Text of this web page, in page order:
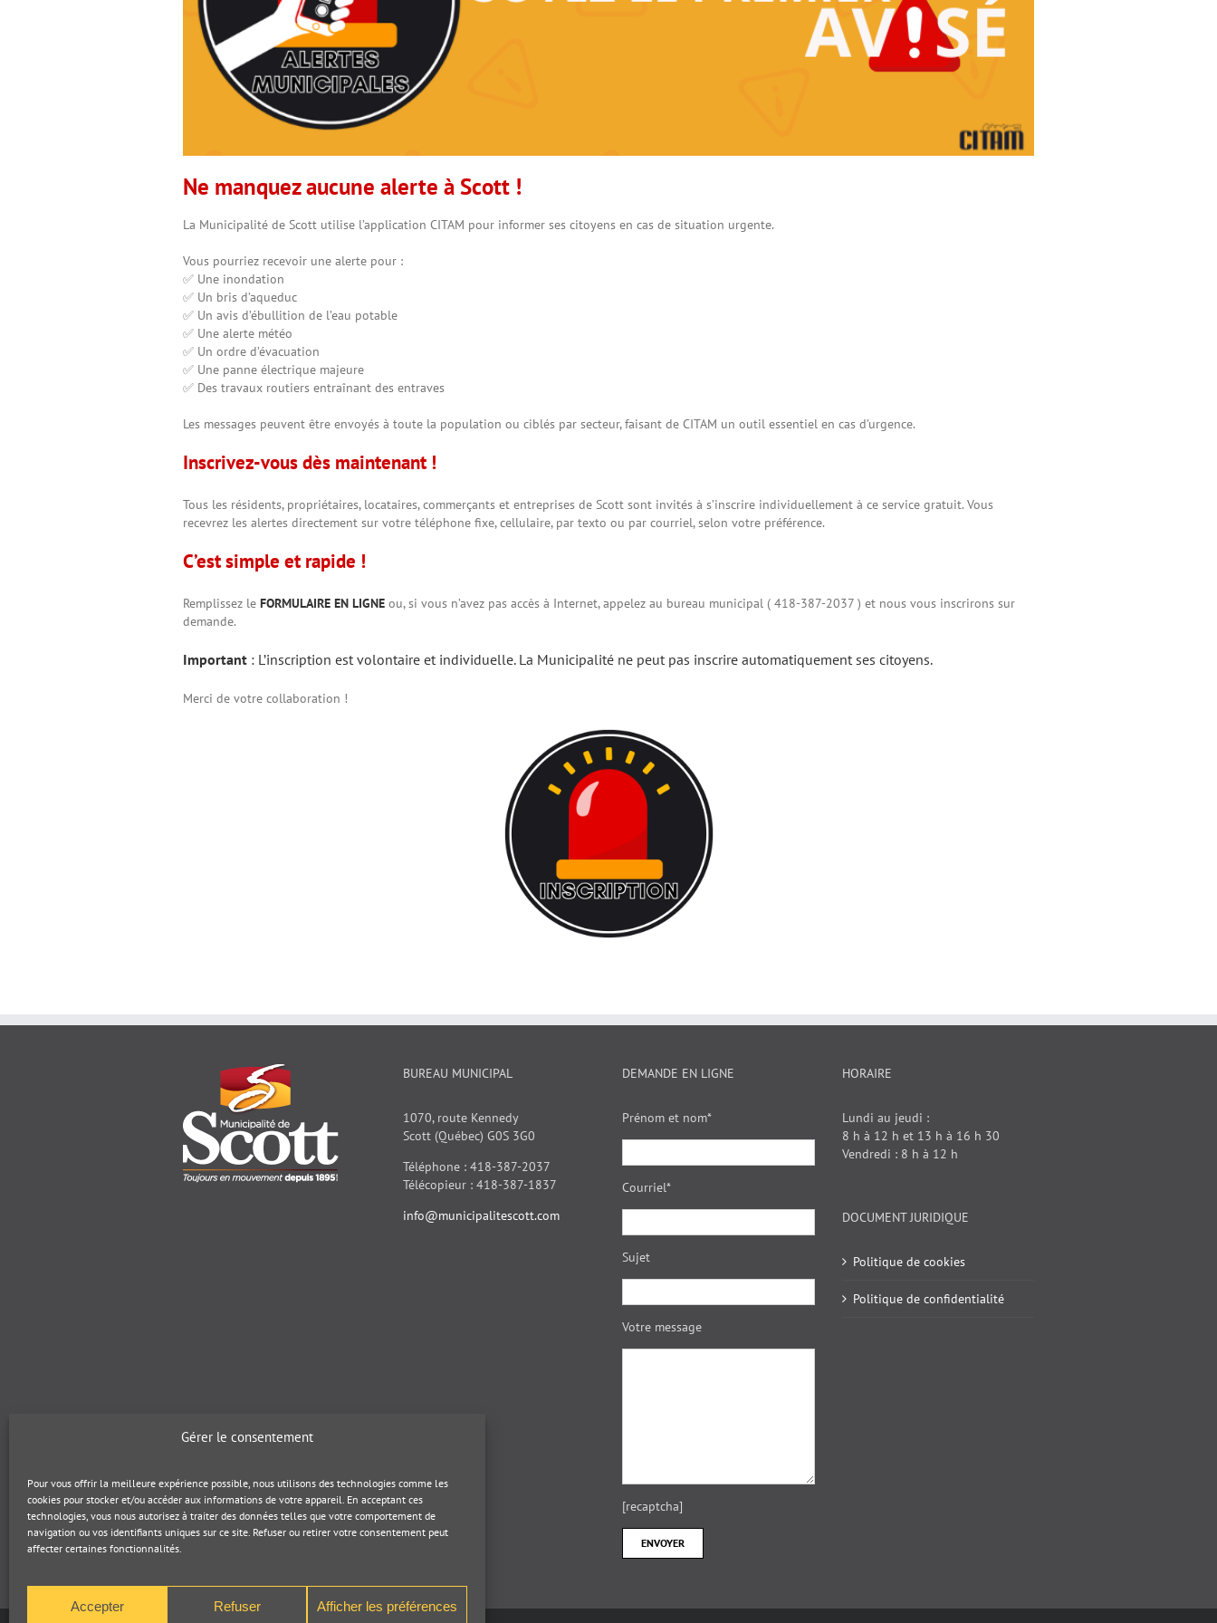
Gérer le consentement
Pour vous offrir la meilleure expérience possible, nous utilisons des technologies comme les
cookies pour stocker et/ou accéder aux informations de votre appareil. En acceptant ces
technologies, vous nous autorisez à traiter des données telles que votre comportement de
navigation ou vos identifiants uniques sur ce site. Refuser ou retirer votre consentement peut
affecter certaines fonctionnalités.
Accepter Refuser Afficher les préférences
Ne manquez aucune alerte à Scott !
La Municipalité de Scott utilise l’application CITAM pour informer ses citoyens en cas de situation urgente.
Vous pourriez recevoir une alerte pour :
✅ Une inondation
✅ Un bris d’aqueduc
✅ Un avis d’ébullition de l’eau potable
✅ Une alerte météo
✅ Un ordre d’évacuation
✅ Une panne électrique majeure
✅ Des travaux routiers entraînant des entraves
Les messages peuvent être envoyés à toute la population ou ciblés par secteur, faisant de CITAM un outil essentiel en cas d’urgence.
Inscrivez-vous dès maintenant !
Tous les résidents, propriétaires, locataires, commerçants et entreprises de Scott sont invités à s’inscrire individuellement à ce service gratuit. Vous
recevrez les alertes directement sur votre téléphone fixe, cellulaire, par texto ou par courriel, selon votre préférence.
C’est simple et rapide !
Remplissez le FORMULAIRE EN LIGNEou, si vous n’avez pas accès à Internet, appelez au bureau municipal ( 418-387-2037 ) et nous vous inscrirons sur
demande.
Important: L’inscription est volontaire et individuelle. La Municipalité ne peut pas inscrire automatiquement ses citoyens.
Merci de votre collaboration !
BUREAU MUNICIPAL
1070, route Kennedy
Scott (Québec) G0S 3G0
Téléphone : 418-387-2037
Télécopieur : 418-387-1837
info@municipalitescott.com
DEMANDE EN LIGNE
Prénom et nom*
Courriel*
Sujet
Votre message
[recaptcha]
HORAIRE
Lundi au jeudi :
8 h à 12 h et 13 h à 16 h 30
Vendredi : 8 h à 12 h
DOCUMENT JURIDIQUE
Politique de cookies
Politique de confidentialité